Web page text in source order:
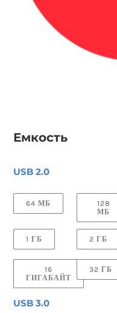
Емкость
USB 2.0
64 МБ
128
МБ
1 ГБ 2 ГБ
16
ГИГАБАЙТ
32 ГБ
USB 3.0